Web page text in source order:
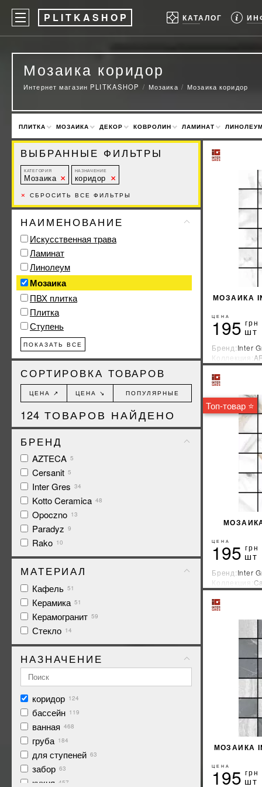
P LITKASHOP КАТАЛОГ
Мозаика коридор
Интернет магазин PLITKASHOP Мозаика Мозаика коридор
ПЛИТКА МОЗАИКА ДЕКОР КОВРОЛИН ЛАМИНАТ ЛИНОЛЕУМ
МОЗАИКА
ЦЕНА
195 грн
шт
Бренд:Inter
Коллекция:
Страна-
Топ-товар ⭐
МОЗАИКА
ЦЕНА
195 грн
шт
Бренд:Inter
Коллекция:
Страна-
МОЗАИКА
ЦЕНА
195 грн
шт
ВЫБРАННЫЕ ФИЛЬТРЫ
КАТЕГОРИЯ
Мозаика
НАЗНАЧЕНИЕ
коридор
× СБРОСИТЬ ВСЕ ФИЛЬТРЫ
НАИМЕНОВАНИЕ
Искусственная трава
Ламинат
Линолеум
Мозаика
ПВХ плитка
Плитка
Ступень
ПОКАЗАТЬ ВСЕ
СОРТИРОВКА ТОВАРОВ
ЦЕНА ↗ ЦЕНА ↘ ПОПУЛЯРНЫЕ
124 ТОВАРОВ НАЙДЕНО
БРЕНД
AZTECA 5
Cersanit 5
Inter Gres 34
Kotto Ceramica 48
Opoczno 13
Paradyz 9
Rako 10
МАТЕРИАЛ
Кафель 51
Керамика 51
Керамогранит 59
Стекло 14
НАЗНАЧЕНИЕ
коридор 124
бассейн 119
ванная 468
груба 184
для ступеней 63
забор 63
кухня 457